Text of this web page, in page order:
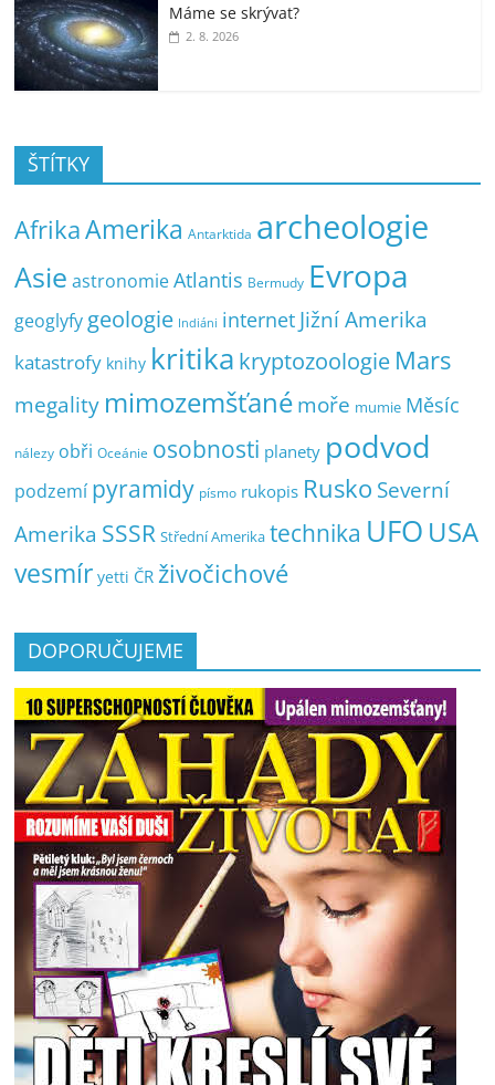
Máme se skrývat?
2. 8. 2026
ŠTÍTKY
AfrikaAmerika Antarktida archeologie
Asie astronomie Atlantis Bermudy Evropa
geoglyfy geologie Indiáni internet Jižní Amerika
katastrofy knihy kritika kryptozoologie Mars
megality mimozemšťanémoře mumie Měsíc
nálezy obři Oceánie osobnosti planety podvod
podzemí pyramidy písmo rukopis Rusko Severní
Amerika SSSR Střední Amerika technika UFO USA
vesmír yetti ČR živočichové
DOPORUČUJEME